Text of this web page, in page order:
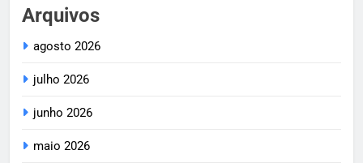
Arquivos
agosto 2026
julho 2026
junho 2026
maio 2026